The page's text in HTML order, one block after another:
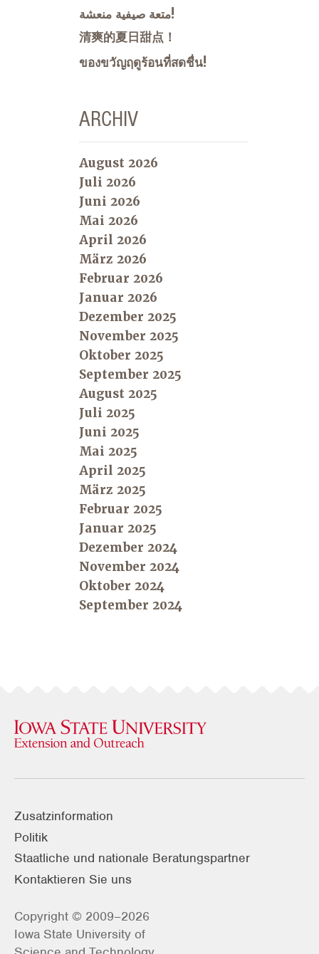
متعة صيفية منعشة!
清爽的夏日甜点！
ของขวัญฤดูร้อนที่สดชื่น!
ARCHIV
August 2026
Juli 2026
Juni 2026
Mai 2026
April 2026
März 2026
Februar 2026
Januar 2026
Dezember 2025
November 2025
Oktober 2025
September 2025
August 2025
Juli 2025
Juni 2025
Mai 2025
April 2025
März 2025
Februar 2025
Januar 2025
Dezember 2024
November 2024
Oktober 2024
September 2024
Zusatzinformation
Politik
Staatliche und nationale Beratungspartner
Kontaktieren Sie uns
Copyright © 2009–2026
Iowa State University of